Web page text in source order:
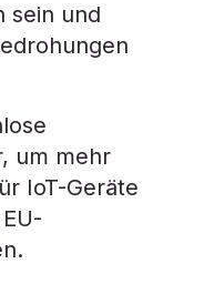
sein und
um mehr
IoT-Geräte